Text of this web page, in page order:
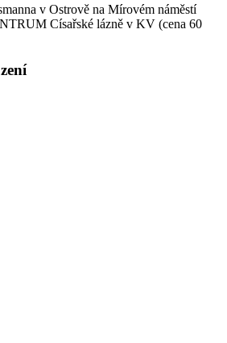
v Ostrově na Mírovém náměstí
Císařské lázně v KV (cena 60